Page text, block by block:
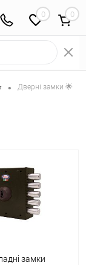
0
• Дверні замки 🌟
замки